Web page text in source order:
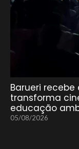
Barueri
transforma
educação
05/08/2026